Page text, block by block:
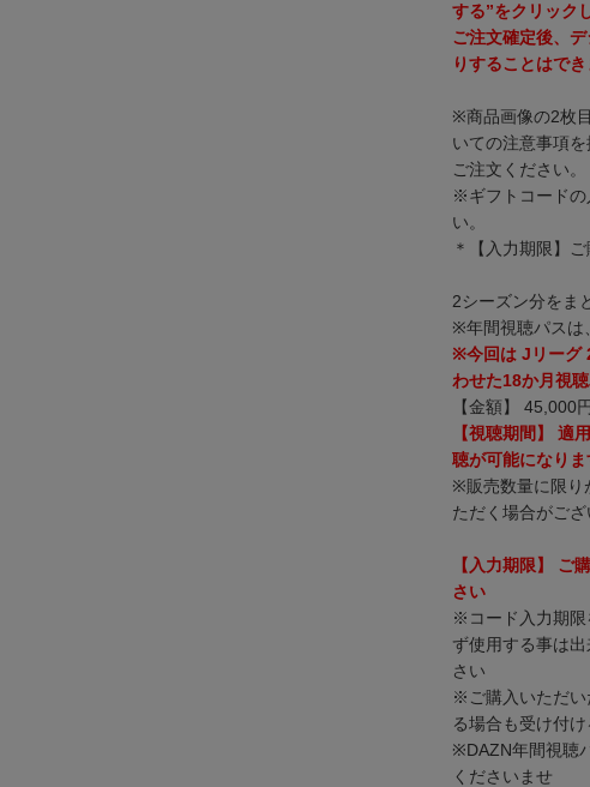
する”をクリック
ご注文確定後、
りすることはでき
※商品画像の2枚
いての注意事項
ご注文ください。
※ギフトコードの
い。
＊【入力期限】
2シーズン分をま
※年間視聴パスは
※今回は Jリーグ
わせた18か月視
【金額】 45,000
【視聴期間】
聴が可能になりま
※販売数量に限り
ただく場合がござ
【入力期限】
さい
※コード入力期限
ず使用する事は
さい
※ご購入いただい
る場合も受け付
※DAZN年間視聴
くださいませ